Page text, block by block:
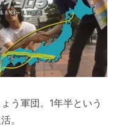
う軍団。1年半という
。